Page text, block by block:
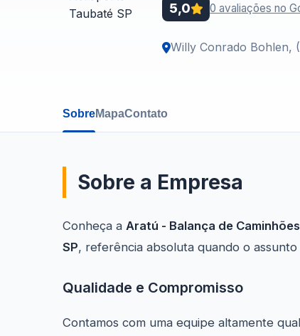
5,0 0 avaliações no
Willy Conrado Bohlen,
SobreMapaContato
Sobre a Empresa
Conheça a Aratú - Balança de
SP, referência absoluta quando o assunto
Qualidade e Compromisso
Contamos com uma equipe altamente